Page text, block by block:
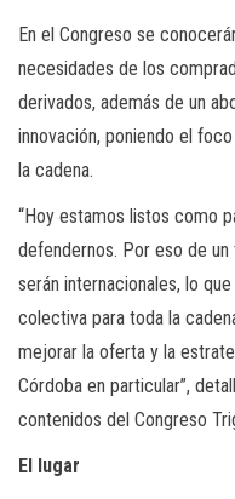
En el Congreso se
necesidades de los
derivados, además de un
innovación, poniendo el
la cadena.
“Hoy estamos listos como
defendernos. Por eso de
serán internacionales, lo
colectiva para toda la
mejorar la oferta y la
Córdoba en particular”,
contenidos del Congreso
El lugar